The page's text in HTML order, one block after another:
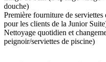
douche)
Première fourniture de
pour les clients de la Junior
Nettoyage quotidien et
peignoir/serviettes de piscine)